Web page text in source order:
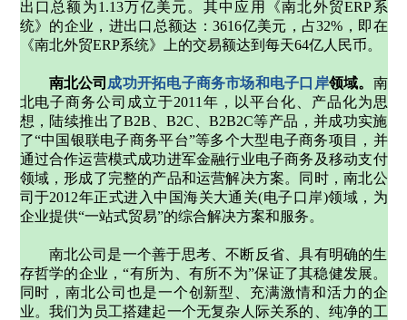
出口总额为1.13万亿美元。其中应用《南北外贸ERP系
统》的企业，进出口总额达：3616亿美元，占32%，即在
《南北外贸ERP系统》上的交易额达到每天64亿人民币。
南北公司 成功开拓电子商务市场和电子口岸领域。 南
北电子商务公司成立于2011年，以平台化、产品化为思
想，陆续推出了B2B、B2C、B2B2C等产品，并成功实施
了“中国银联电子商务平台”等多个大型电子商务项目，并
通过合作运营模式成功进军金融行业电子商务及移动支付
领域，形成了完整的产品和运营解决方案。同时，南北公
司于2012年正式进入中国海关大通关(电子口岸)领域，为
企业提供“一站式贸易”的综合解决方案和服务。
南北公司是一个善于思考、不断反省、具有明确的生
存哲学的企业，“有所为、有所不为”保证了其稳健发展。
同时，南北公司也是一个创新型、充满激情和活力的企
业。我们为员工搭建起一个无复杂人际关系的、纯净的工